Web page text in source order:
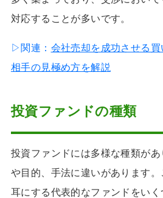
対応することが多いです。
▷関連： 会社売却を成功させる
相手の見極め方を解説
投資ファンドの種類
投資ファンドには多様な種類が
や目的、手法に違いがあります。
耳にする代表的なファンドをい